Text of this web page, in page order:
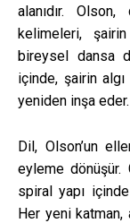
alanıdır.
kelimeleri,
bireysel dansa
içinde, şairin
yeniden inşa eder.
Dil, Olson’un
eyleme
spiral yapı
Her yeni katman,